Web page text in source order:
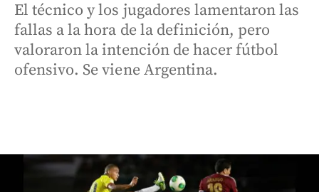
El técnico y los jugadores lamentaron las
fallas a la hora de la definición, pero
valoraron la intención de hacer fútbol
ofensivo. Se viene Argentina.